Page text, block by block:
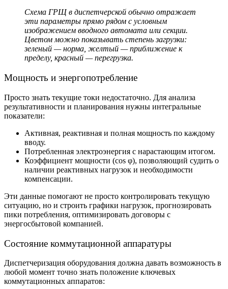
Схема ГРЩв диспетчерской обычно отражает
эти параметры прямо рядом с условным
изображением вводного автомата или секции.
Цветом можно показывать степень загрузки:
зеленый — норма, желтый — приближение к
пределу, красный — перегрузка.
Мощность и энергопотребление
Просто знать текущие токи недостаточно. Для анализа
результативности и планирования нужны интегральные
показатели:
Активная, реактивная и полная мощность по каждому
вводу.
Потребленная электроэнергия с нарастающим итогом.
Коэффициент мощности (cos φ), позволяющий судить о
наличии реактивных нагрузок и необходимости
компенсации.
Эти данные помогают не просто контролировать текущую
ситуацию, но и строить графики нагрузок, прогнозировать
пики потребления, оптимизировать договоры с
энергосбытовой компанией.
Состояние коммутационной аппаратуры
Диспетчеризация оборудования должна давать возможность в
любой момент точно знать положение ключевых
коммутационных аппаратов: